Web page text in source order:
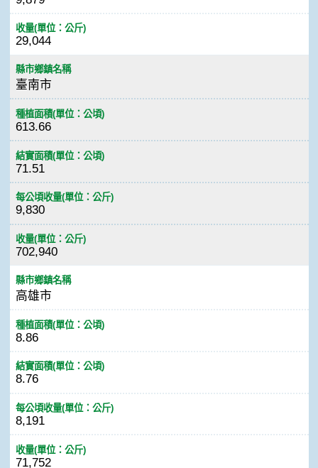
收量(單位：公斤)
29,044
縣市鄉鎮名稱
臺南市
種植面積(單位：公頃)
613.66
結實面積(單位：公頃)
71.51
每公頃收量(單位：公斤)
9,830
收量(單位：公斤)
702,940
縣市鄉鎮名稱
高雄市
種植面積(單位：公頃)
8.86
結實面積(單位：公頃)
8.76
每公頃收量(單位：公斤)
8,191
收量(單位：公斤)
71,752